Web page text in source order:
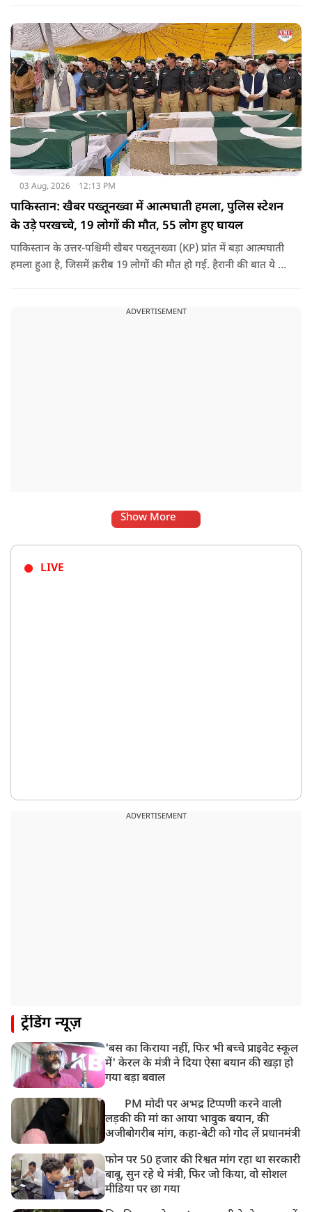
03 Aug, 2026 12:13 PM
पाकिस्तान: खैबर पख्तूनख्वा में आत्मघाती हमला, पुलिस स्टेशन
के उड़े परखच्चे, 19 लोगों की मौत, 55 लोग हुए घायल
पाकिस्तान के उत्तर-पश्चिमी खैबर पख्तूनख्वा (KP) प्रांत में बड़ा आत्मघाती
हमला हुआ है, जिसमें क़रीब 19 लोगों की मौत हो गई. हैरानी की बात ये है
ADVERTISEMENT
Show More
LIVE
ADVERTISEMENT
ट्रेंडिंग न्यूज़
'बस का किराया नहीं, फिर भी बच्चे प्राइवेट स्कूल
में' केरल के मंत्री ने दिया ऐसा बयान की खड़ा हो
गया बड़ा बवाल
PM मोदी पर अभद्र टिप्पणी करने वाली
लड़की की मां का आया भावुक बयान, की
अजीबोगरीब मांग, कहा-बेटी को गोद लें प्रधानमंत्री
फोन पर 50 हजार की रिश्वत मांग रहा था सरकारी
बाबू, सुन रहे थे मंत्री, फिर जो किया, वो सोशल
मीडिया पर छा गया